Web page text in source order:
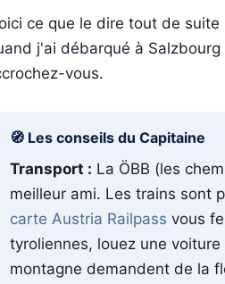
ce que le dire tout de
j'ai débarqué à
vous.
🧭 Les conseils du Capitaine
Transport : La ÖBB (les
meilleur ami. Les trains sont
carte Austria Railpass vous
tyroliennes, louez une
montagne demandent de la